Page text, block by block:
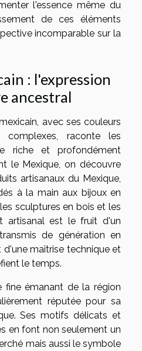
l'essence même du
de ces éléments
incomparable sur la
: l'expression
ancestral
avec ses couleurs
raconte les
riche et profondément
le Mexique, on découvre
artisanaux du Mexique,
à la main aux bijoux en
sculptures en bois et les
artisanal est le fruit d'un
de génération en
maîtrise technique et
le temps.
fine émanant de la région
réputée pour sa
Ses motifs délicats et
en font non seulement un
mais aussi le symbole